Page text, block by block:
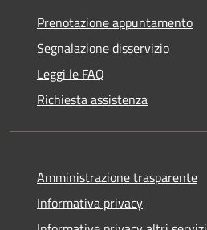
Prenotazione appuntamento
Segnalazione disservizio
Leggi le FAQ
Richiesta assistenza
Amministrazione trasparente
Informativa privacy